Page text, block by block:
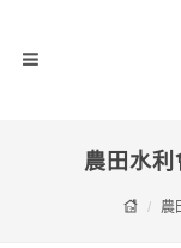
農田水
農